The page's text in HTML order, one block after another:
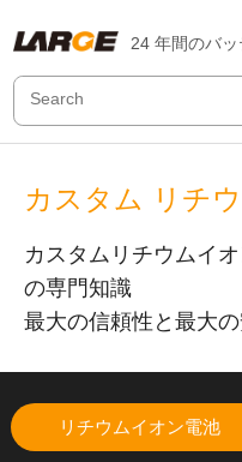
24 年間のバ
カスタム リチ
カスタムリチウムイ
の専門知識
最大の信頼性と最大
リチウムイオン電池